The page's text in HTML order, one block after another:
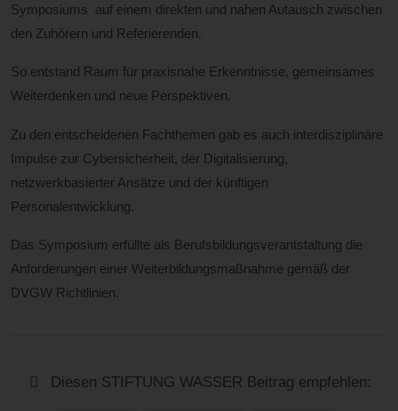
Symposiums auf einem direkten und nahen Autausch zwischen
den Zuhörern und Referierenden.
So entstand Raum für praxisnahe Erkenntnisse, gemeinsames
Weiterdenken und neue Perspektiven.
Zu den entscheidenen Fachthemen gab es auch interdisziplinäre
Impulse zur Cybersicherheit, der Digitalisierung,
netzwerkbasierter Ansätze und der künftigen
Personalentwicklung.
Das Symposium erfüllte als Berufsbildungsverantstaltung die
Anforderungen einer Weiterbildungsmaßnahme gemäß der
DVGW Richtlinien.
Diesen STIFTUNG WASSER Beitrag empfehlen: